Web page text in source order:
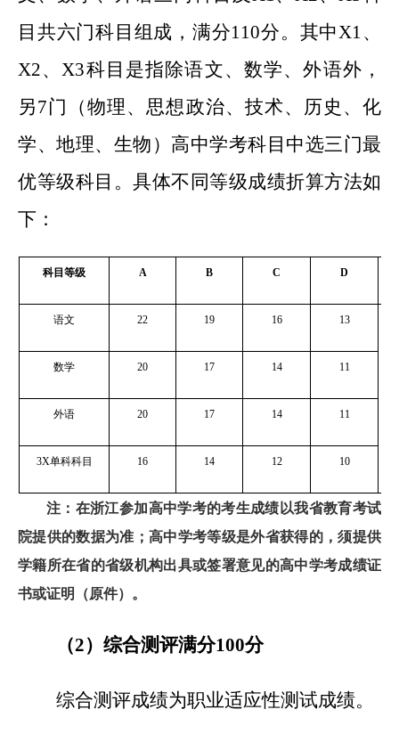
目共六门科目组成，满分110分。其中X1、
X2、X3科目是指除语文、数学、外语外，
另7门
（物理、思想政治、技术、历史、化
学、地理、生物）高中学考科目中选三门最
优等级科目。具体不同等级成绩折算方法如
下：
科目等级 A B C D
语文 22 19 16 13
数学 20 17 14 11
外语 20 17 14 11
3X单科科目 16 14 12 10
注：在浙江参加高中学考的考生成绩以我省教育考试
院提供的数据为准；高中学考等级是外省获得的，须提供
学籍所在省的省级机构出具或签署意见的高中学考成绩证
书或证明（原件）。
（2）综合测评满分100分
综合测评成绩为职业适应性测试成绩。